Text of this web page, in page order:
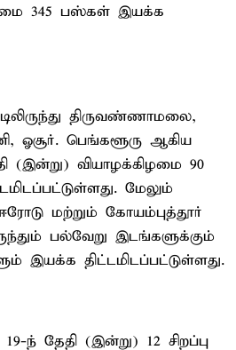
345 பஸ்கள் இயக்க
திருவண்ணாமலை,
ஓசூர். பெங்களூரு ஆகிய
(இன்று) வியாழக்கிழமை 90
மேலும்
மற்றும் கோயம்புத்தூர்
பல்வேறு இடங்களுக்கும்
இயக்க திட்டமிடப்பட்டுள்ளது.
ந் தேதி (இன்று) 12 சிறப்பு